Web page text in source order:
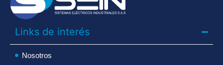
Links de interés
Nosotros